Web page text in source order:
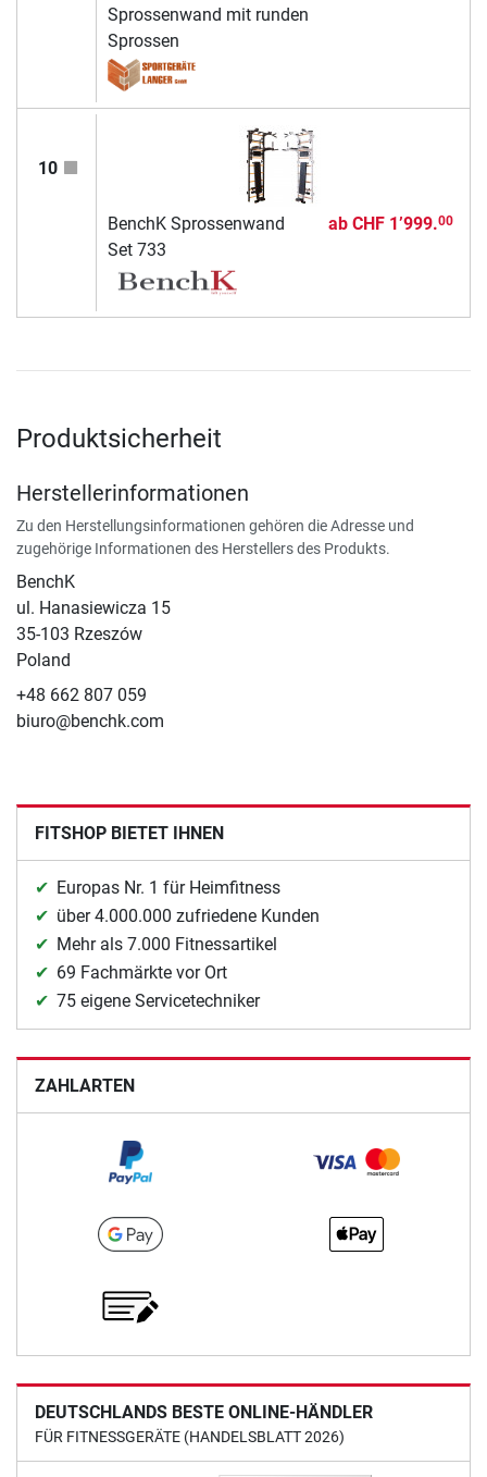
Sprossenwand mit runden
Sprossen
10
BenchK Sprossenwand
Set 733
ab CHF 1’999.00
Produktsicherheit
Herstellerinformationen
Zu den Herstellungsinformationen gehören die Adresse und
zugehörige Informationen des Herstellers des Produkts.
BenchK
ul. Hanasiewicza 15
35-103 Rzeszów
Poland
+48 662 807 059
biuro@benchk.com
FITSHOP BIETET IHNEN
Europas Nr. 1 für Heimfitness
über 4.000.000 zufriedene Kunden
Mehr als 7.000 Fitnessartikel
69 Fachmärkte vor Ort
75 eigene Servicetechniker
ZAHLARTEN
DEUTSCHLANDS BESTE ONLINE-HÄNDLER
FÜR FITNESSGERÄTE (HANDELSBLATT 2026)